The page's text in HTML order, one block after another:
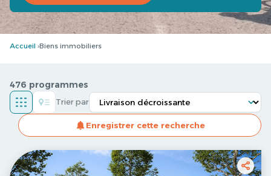
Accueil Biens immobiliers
476 programmes
Enregistrer cette recherche
Trier par